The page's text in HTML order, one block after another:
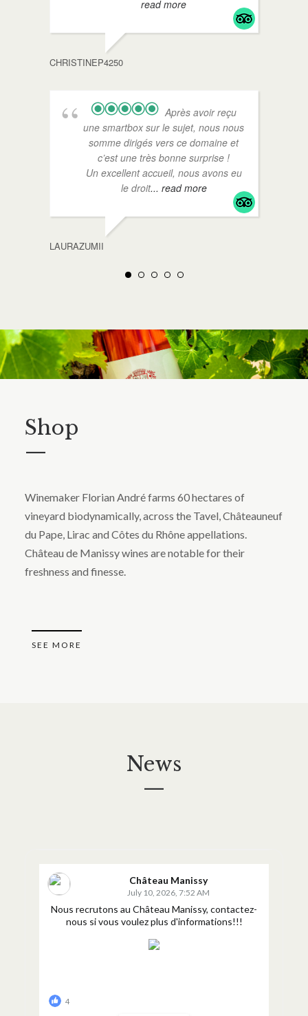
read more
CHRISTINEP4250
Après avoir reçu
une smartbox sur le sujet, nous nous
somme dirigés vers ce domaine et
c’est une très bonne surprise !
Un excellent accueil, nous avons eu
le droit... read more
LAURAZUMII
Shop
—
Winemaker Florian André farms 60 hectares of
vineyard biodynamically, across the Tavel, Châteauneuf
du Pape, Lirac and Côtes du Rhône appellations.
Château de Manissy wines are notable for their
freshness and finesse.
SEE MORE
News
—
Château Manissy
July 10, 2026, 7:52 AM
Nous recrutons au Château Manissy, contactez-
nous si vous voulez plus d'informations!!!
4